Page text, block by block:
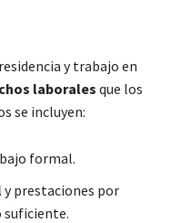
y trabajo en
laborales que los
se incluyen:
formal.
y prestaciones por
suficiente.